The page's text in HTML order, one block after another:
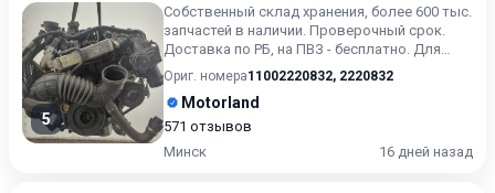
5
Собственный склад хранения, более 600 тыс.
запчастей в наличии. Проверочный срок.
Доставка по РБ, на ПВЗ - бесплатно. Для
получения актуальн...
Ориг. номера11002220832, 2220832
Motorland
571 отзывов
Минск
16 дней назад